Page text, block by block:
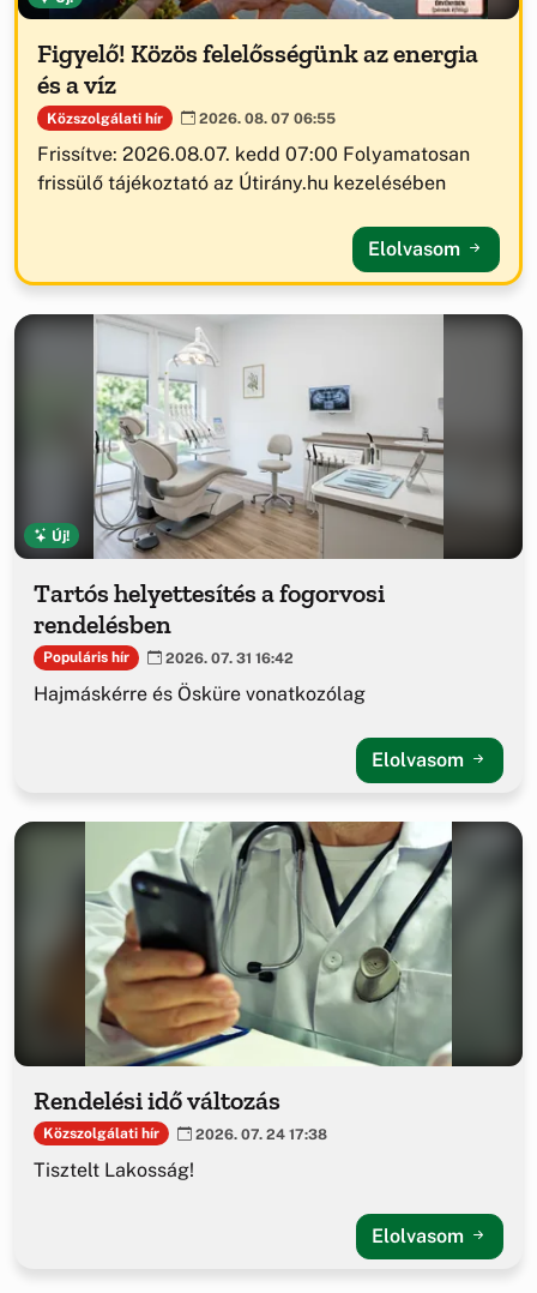
Figyelő! Közös felelősségünk az energia
és a víz
Közszolgálati hír 2026. 08. 07 06:55
Frissítve: 2026.08.07. kedd 07:00 Folyamatosan
frissülő tájékoztató az Útirány.hu kezelésében
Elolvasom
Új!
Tartós helyettesítés a fogorvosi
rendelésben
Populáris hír 2026. 07. 31 16:42
Hajmáskérre és Ösküre vonatkozólag
Elolvasom
Rendelési idő változás
Közszolgálati hír 2026. 07. 24 17:38
Tisztelt Lakosság!
Elolvasom